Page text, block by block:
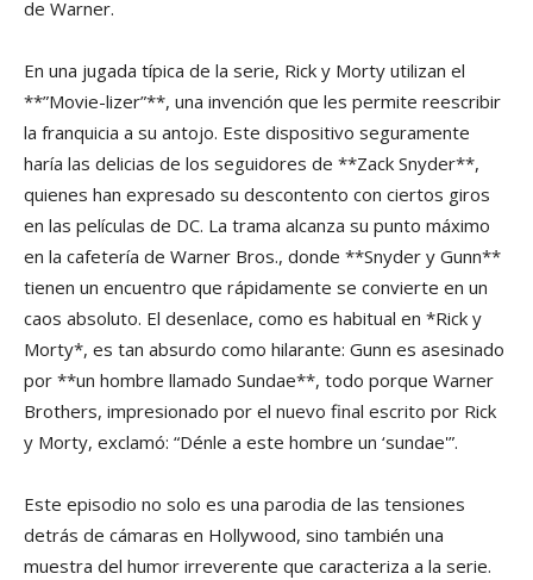
de Warner.
En una jugada típica de la serie, Rick y Morty utilizan el
**”Movie-lizer”**, una invención que les permite reescribir
la franquicia a su antojo. Este dispositivo seguramente
haría las delicias de los seguidores de **Zack Snyder**,
quienes han expresado su descontento con ciertos giros
en las películas de DC. La trama alcanza su punto máximo
en la cafetería de Warner Bros., donde **Snyder y Gunn**
tienen un encuentro que rápidamente se convierte en un
caos absoluto. El desenlace, como es habitual en *Rick y
Morty*, es tan absurdo como hilarante: Gunn es asesinado
por **un hombre llamado Sundae**, todo porque Warner
Brothers, impresionado por el nuevo final escrito por Rick
y Morty, exclamó: “Dénle a este hombre un ‘sundae'”.
Este episodio no solo es una parodia de las tensiones
detrás de cámaras en Hollywood, sino también una
muestra del humor irreverente que caracteriza a la serie.